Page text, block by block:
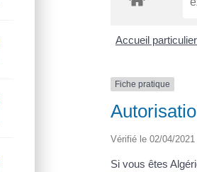
Accueil
Fiche pratique
Vérifié le 02/04/
Si vous êtes